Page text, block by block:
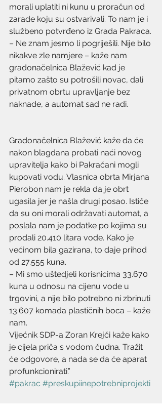
morali uplatiti ni kunu u proračun od
zarade koju su ostvarivali. To nam je i
službeno potvrđeno iz Grada Pakraca.
– Ne znam jesmo li pogriješili. Nije bilo
nikakve zle namjere – kaže nam
gradonačelnica Blažević kad je
pitamo zašto su potrošili novac, dali
privatnom obrtu upravljanje bez
naknade, a automat sad ne radi.
Gradonačelnica Blažević kaže da će
nakon blagdana probati naći novog
upravitelja kako bi Pakračani mogli
kupovati vodu. Vlasnica obrta Mirjana
Pierobon nam je rekla da je obrt
ugasila jer je našla drugi posao. Ističe
da su oni morali održavati automat, a
poslala nam je podatke po kojima su
prodali 20.410 litara vode. Kako je
većinom bila gazirana, to daje prihod
od 27.555 kuna.
– Mi smo uštedjeli korisnicima 33.670
kuna u odnosu na cijenu vode u
trgovini, a nije bilo potrebno ni zbrinuti
13.607 komada plastičnih boca – kaže
nam.
Vijećnik SDP-a Zoran Krejči kaže kako
je cijela priča s vodom čudna. Tražit
će odgovore, a nada se da će aparat
profunkcionirati.”
#pakrac #preskupiinepotrebniprojekti